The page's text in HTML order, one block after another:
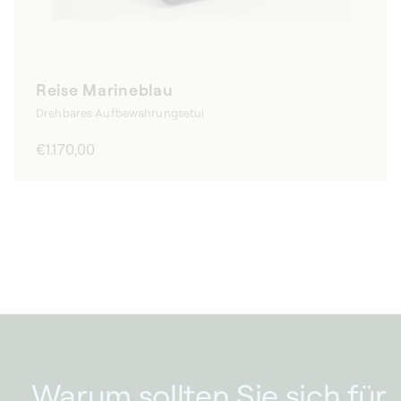
Reise Marineblau
Drehbares Aufbewahrungsetui
Normaler
€1.170,00